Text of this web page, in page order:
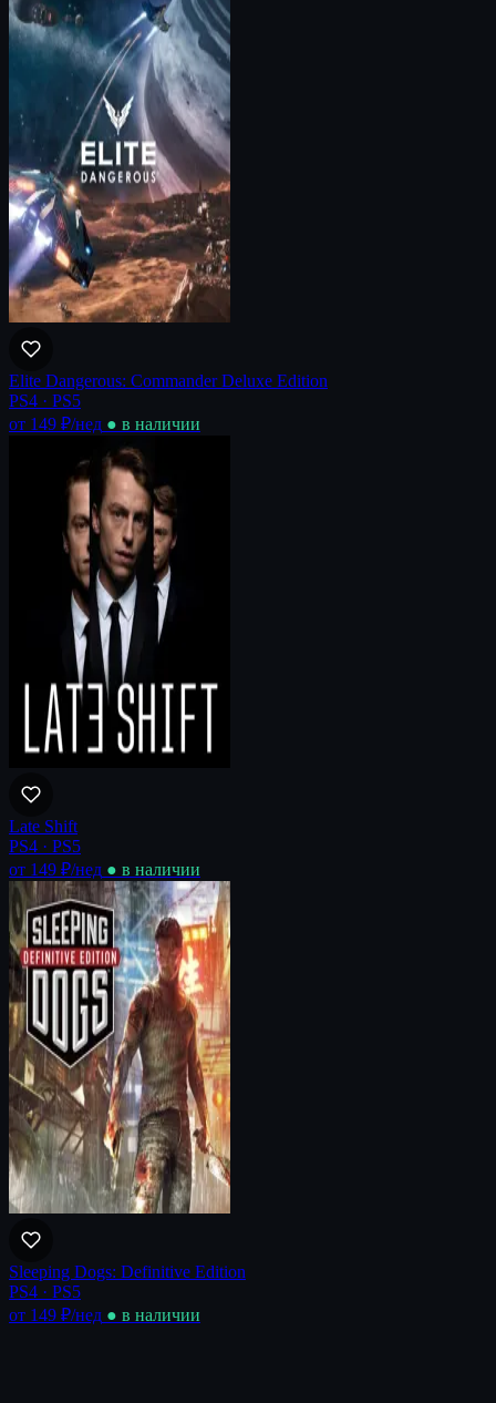
Elite Dangerous: Commander Deluxe Edition
PS4 · PS5
от 149 ₽/нед ● в наличии
Late Shift
PS4 · PS5
от 149 ₽/нед ● в наличии
Sleeping Dogs: Definitive Edition
PS4 · PS5
от 149 ₽/нед ● в наличии